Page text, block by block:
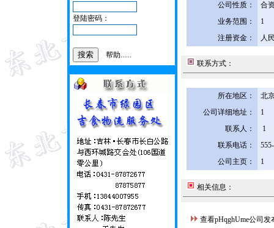
登陆密码：
帮助......
公司性质：
合
业务范围：
1
注册资金：
人
联系方式：
所在地区：
北
公司详细地址：
1
联系人：
1
联系电话：
公司主页：
1
相关信息：
查看pHqghUme公司发